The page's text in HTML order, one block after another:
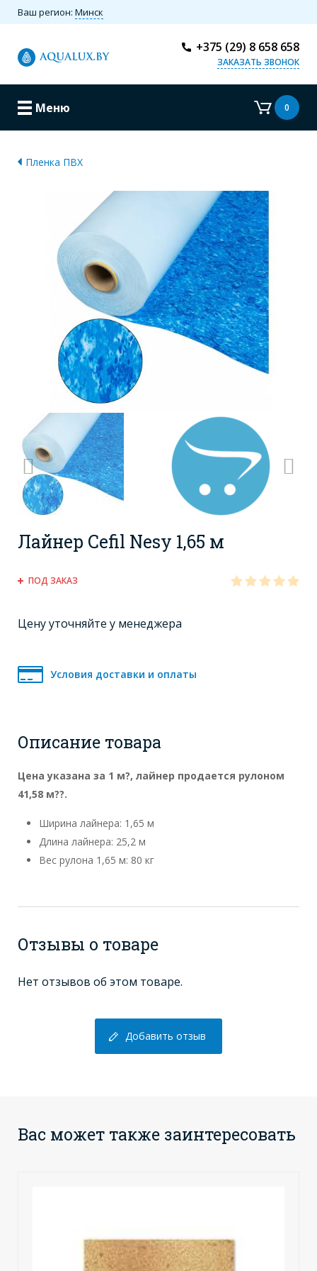
Ваш регион: Минск
+375 (29) 8 658 658
ЗАКАЗАТЬ ЗВОНОК
Меню 0
Пленка ПВХ
Лайнер Cefil Nesy 1,65 м
ПОД ЗАКАЗ
Цену уточняйте у менеджера
Условия доставки и оплаты
Описание товара
Цена указана за 1 м?, лайнер продается рулоном
41,58 м??.
Ширина лайнера: 1,65 м
Длина лайнера: 25,2 м
Вес рулона 1,65 м: 80 кг
Отзывы о товаре
Нет отзывов об этом товаре.
Добавить отзыв
Вас может также заинтересовать